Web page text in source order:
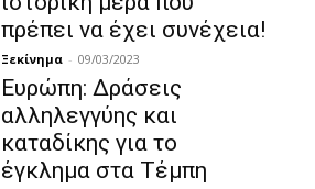
πρέπει να έχει συνέχεια!
Ξεκίνημα - 09/03/2023
Ευρώπη: Δράσεις
αλληλεγγύης και
καταδίκης για το
έγκλημα στα Τέμπη